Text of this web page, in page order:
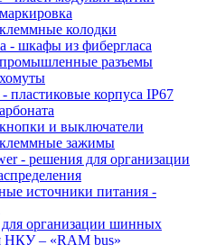
колодки
- шкафы из фибергласа
разъемы
пластиковые корпуса IP67
и выключатели
зажимы
- решения для организации
источники питания -
организации шинных
НКУ – «RAM bus»